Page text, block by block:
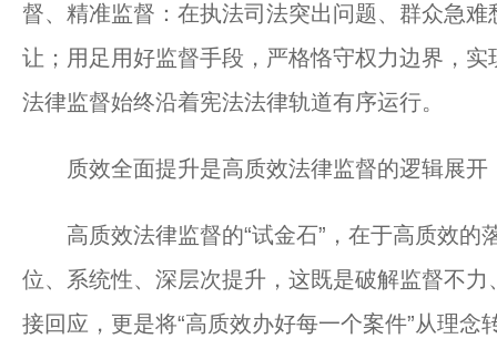
督、精准监督：在执法司法突出问题、群众急
让；用足用好监督手段，严格恪守权力边界，
法律监督始终沿着宪法法律轨道有序运行。
质效全面提升是高质效法律监督的逻辑展开
高质效法律监督的“试金石”，在于高质效的
位、系统性、深层次提升，这既是破解监督不
接回应，更是将“高质效办好每一个案件”从理